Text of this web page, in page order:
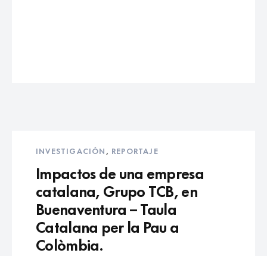
INVESTIGACIÓN , REPORTAJE
Impactos de una empresa
catalana, Grupo TCB, en
Buenaventura – Taula
Catalana per la Pau a
Colòmbia.